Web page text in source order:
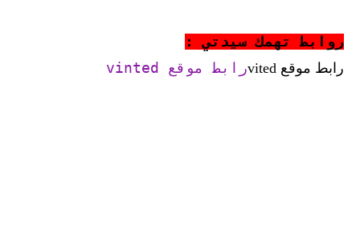
روابط تهمك سيدتي :
رابط موقع vited رابط موقع vinted